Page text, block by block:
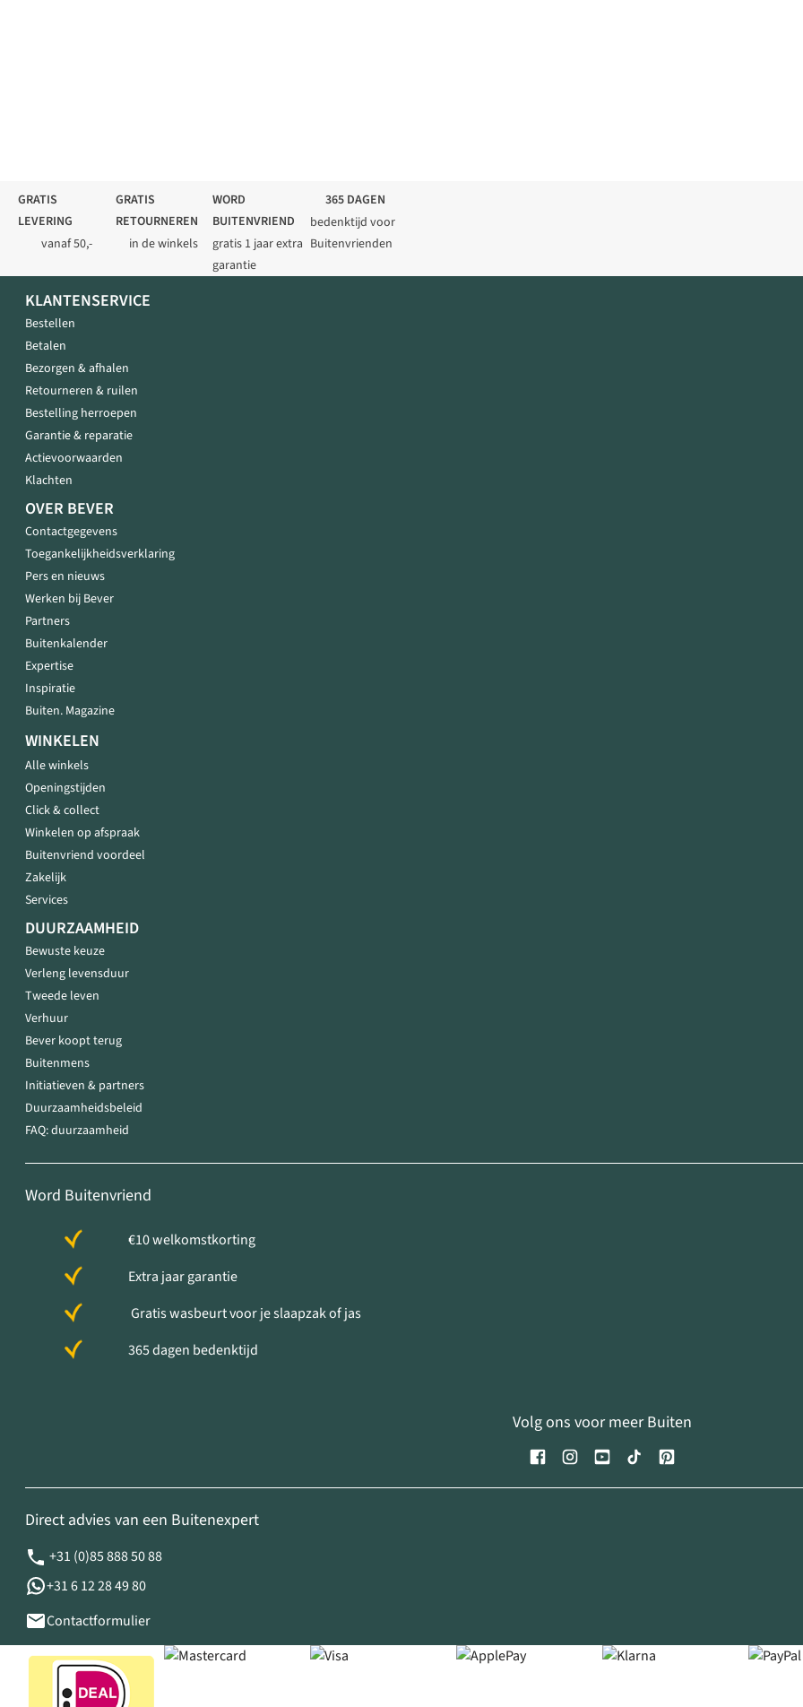
GRATIS
LEVERING
vanaf 50,-
GRATIS
RETOURNEREN
in de winkels
WORD
BUITENVRIEND
gratis 1 jaar extra
garantie
365 DAGEN
bedenktijd voor
Buitenvrienden
KLANTENSERVICE
Bestellen
Betalen
Bezorgen & afhalen
Retourneren & ruilen
Bestelling herroepen
Garantie & reparatie
Actievoorwaarden
Klachten
OVER BEVER
Contactgegevens
Toegankelijkheidsverklaring
Pers en nieuws
Werken bij Bever
Partners
Buitenkalender
Expertise
Inspiratie
Buiten. Magazine
WINKELEN
Alle winkels
Openingstijden
Click & collect
Winkelen op afspraak
Buitenvriend voordeel
Zakelijk
Services
DUURZAAMHEID
Bewuste keuze
Verleng levensduur
Tweede leven
Verhuur
Bever koopt terug
Buitenmens
Initiatieven & partners
Duurzaamheidsbeleid
FAQ: duurzaamheid
Word Buitenvriend
€10 welkomstkorting
Extra jaar garantie
Gratis wasbeurt voor je slaapzak of jas
365 dagen bedenktijd
Volg ons voor meer Buiten
Direct advies van een Buitenexpert
+31 (0)85 888 50 88
+31 6 12 28 49 80
Contactformulier